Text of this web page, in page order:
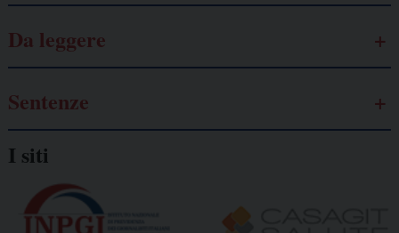
Da leggere
Sentenze
I siti